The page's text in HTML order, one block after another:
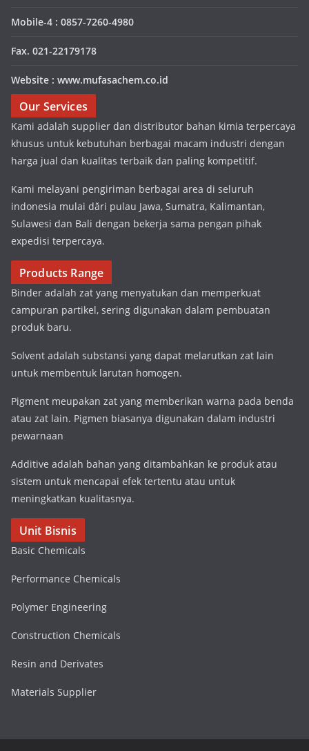
Mobile-4 : 0857-7260-4980
Fax. 021-22179178
Website : www.mufasachem.co.id
Our Services
Kami adalah supplier dan distributor bahan kimia terpercaya
khusus untuk kebutuhan berbagai macam industri dengan
harga jual dan kualitas terbaik dan paling kompetitif.
Kami melayani pengiriman berbagai area di seluruh
indonesia mulai dări pulau Jawa, Sumatra, Kalimantan,
Sulawesi dan Bali dengan bekerja sama pengan pihak
expedisi terpercaya.
Products Range
Binder adalah zat yang menyatukan dan memperkuat
campuran partikel, sering digunakan dalam pembuatan
produk baru.
Solvent adalah substansi yang dapat melarutkan zat lain
untuk membentuk larutan homogen.
Pigment meupakan zat yang memberikan warna pada benda
atau zat lain. Pigmen biasanya digunakan dalam industri
pewarnaan
Additive adalah bahan yang ditambahkan ke produk atau
sistem untuk mencapai efek tertentu atau untuk
meningkatkan kualitasnya.
Unit Bisnis
Basic Chemicals
Performance Chemicals
Polymer Engineering
Construction Chemicals
Resin and Derivates
Materials Supplier